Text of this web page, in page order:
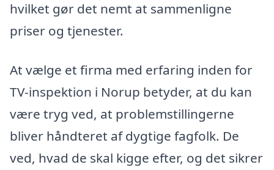
hvilket gør det nemt at sammenligne
priser og tjenester.
At vælge et firma med erfaring inden for
TV-inspektion i Norup betyder, at du kan
være tryg ved, at problemstillingerne
bliver håndteret af dygtige fagfolk. De
ved, hvad de skal kigge efter, og det sikrer